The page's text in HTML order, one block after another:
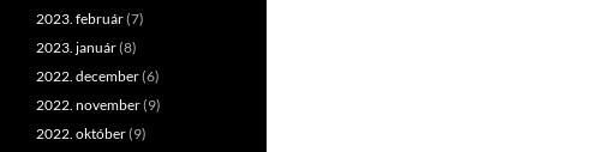
2023. február(7)
2023. január(8)
2022. december(6)
2022. november(9)
2022. október(9)